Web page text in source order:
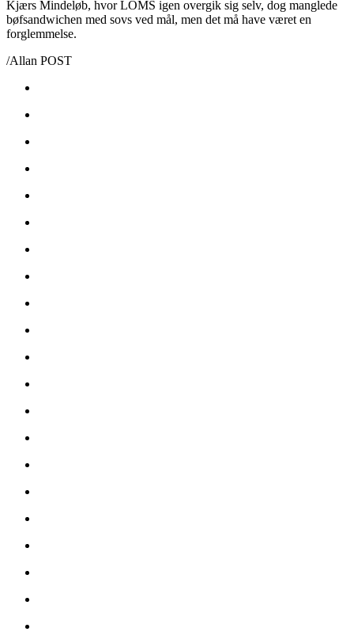
Kjærs Mindeløb, hvor LOMS igen overgik sig selv, dog manglede
bøfsandwichen med sovs ved mål, men det må have været en
forglemmelse.
/Allan POST